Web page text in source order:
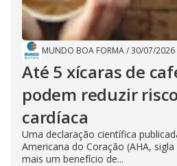
MUNDO BOA FORMA/30/07/2026
Até 5 xícaras de
podem reduzir
cardíaca
Uma declaração científica
Americana do Coração (AHA,
mais um benefício de...